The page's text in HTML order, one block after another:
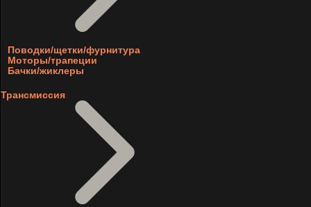
Поводки/щетки/фурнитура
Моторы/трапеции
Бачки/жиклеры
Трансмиссия